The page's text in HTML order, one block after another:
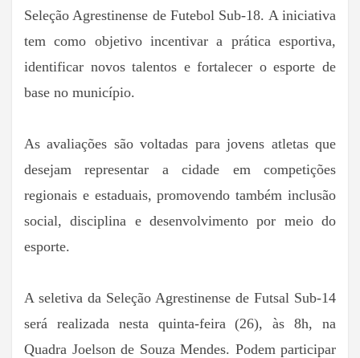
Seleção Agrestinense de Futebol Sub-18. A iniciativa
tem como objetivo incentivar a prática esportiva,
identificar novos talentos e fortalecer o esporte de
base no município.
As avaliações são voltadas para jovens atletas que
desejam representar a cidade em competições
regionais e estaduais, promovendo também inclusão
social, disciplina e desenvolvimento por meio do
esporte.
A seletiva da Seleção Agrestinense de Futsal Sub-14
será realizada nesta quinta-feira (26), às 8h, na
Quadra Joelson de Souza Mendes. Podem participar